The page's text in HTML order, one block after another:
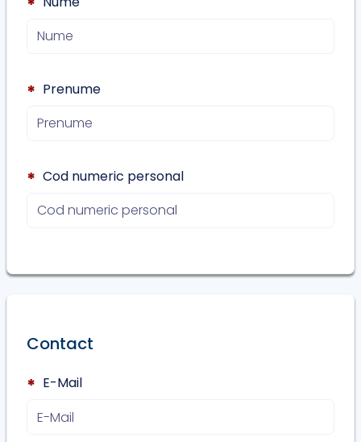
*
* Prenume
* Cod numeric personal
Contact
* E-Mail